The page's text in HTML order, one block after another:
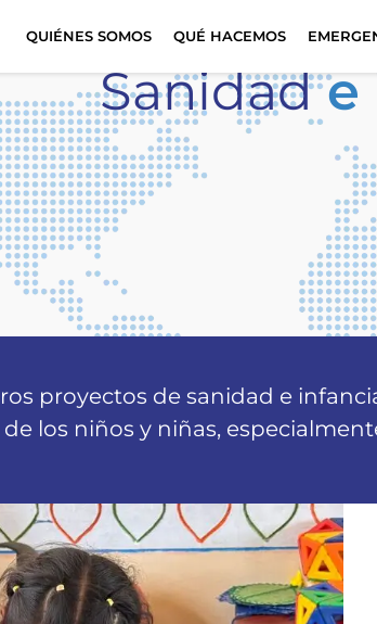
QUIÉNES SOMOS QUÉ HACEMOS
Sanidade
proyectos de sanidad e
los niños y niñas,